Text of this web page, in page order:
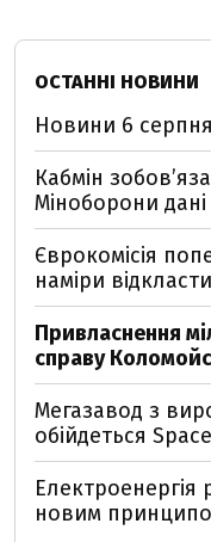
ОСТАННІ НОВИНИ
Новини 6
Кабмін
Міноборони дані
Єврокомісія
наміри
Привласнення
справу
Мегазавод з
обійдеться
Електроенергія
новим